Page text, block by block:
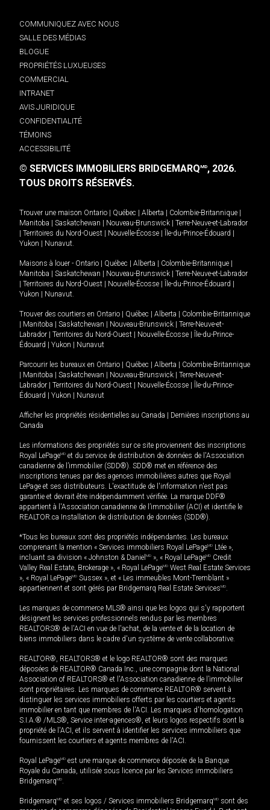
COMMUNIQUEZ AVEC NOUS
SALLE DES MÉDIAS
BLOGUE
PROPRIÉTÉS LUXUEUSES
COMMERCIAL
INTRANET
AVIS JURIDIQUE
CONFIDENTIALITÉ
TÉMOINS
ACCESSIBILITÉ
© SERVICES IMMOBILIERS BRIDGEMARQMD, 2026.
TOUS DROITS RÉSERVÉS.
Trouver une maison Ontario Québec Alberta Colombie-Britannique
Manitoba
Saskatchewan Nouveau-Brunswick
Terre-Neuve-et-Labrador
Territoires du Nord-Ouest Nouvelle-Écosse Île-du-Prince-Édouard
Yukon
Nunavut.
Maisons à louer - Ontario Québec Alberta Colombie-Britannique
Manitoba
Saskatchewan Nouveau-Brunswick
Terre-Neuve-et-Labrador
Territoires du Nord-Ouest Nouvelle-Écosse Île-du-Prince-Édouard
Yukon
Nunavut.
Trouver des courtiers en Ontario Québec Alberta
Colombie-Britannique
Manitoba Saskatchewan Nouveau-Brunswick
Terre-Neuve-et-
Labrador
Territoires du Nord-Ouest Nouvelle-Écosse
Île-du-Prince-
Édouard
Yukon Nunavut
Parcourir les bureaux en Ontario Québec Alberta
Colombie-Britannique
Manitoba Saskatchewan Nouveau-Brunswick
Terre-Neuve-et-
Labrador
Territoires du Nord-Ouest Nouvelle-Écosse
Île-du-Prince-
Édouard
Yukon Nunavut
Afficher les propriétés résidentielles au Canada
Dernières inscriptions au
Canada
Les informations des propriétés sur ce site proviennent des inscriptions
Royal LePageMD et du service de distribution de données de l'Association
canadienne de l’immobilier (SDD®). SDD® met en référence des
inscriptions tenues par des agences immobilières autres que Royal
LePage et ses distributeurs. L'exactitude de l'information n'est pas
garantie et devrait être indépendamment vérifiée. La marque DDF®
appartient à l'Association canadienne de l’immobilier (ACI) et identifie le
REALTOR.ca Installation de distribution de données (SDD®).
*Tous les bureaux sont des propriétés indépendantes. Les bureaux
comprenant la mention « Services immobiliers Royal LePageMD Ltée »,
incluant sa division « Johnston & Daniel MD », « Royal LePageMD Credit
Valley Real Estate, Brokerage », « Royal LePageMD West Real Estate Services
», « Royal LePageMD Sussex », et « Les immeubles Mont-Tremblant »
appartiennent et sont gérés par Bridgemarq Real Estate ServicesMD.
Les marques de commerce MLS® ainsi que les logos qui s'y rapportent
désignent les services professionnels rendus par les membres
REALTORS® de l'ACI en vue de l'achat, de la vente et de la location de
biens immobiliers dans le cadre d'un système de vente collaborative.
REALTOR®, REALTORS® et le logo REALTOR® sont des marques
déposées de REALTOR® Canada Inc., une compagnie dont la National
Association of REALTORS® et l'Association canadienne de l’immobilier
sont propriétaires. Les marques de commerce REALTOR® servent à
distinguer les services immobiliers offerts par les courtiers et agents
immobilier en tant que membres de l'ACI. Les marques d'homologation
S.I.A.® /MLS®, Service inter-agences®, et leurs logos respectifs sont la
propriété de l'ACI, et ils servent à identifier les services immobiliers que
fournissent les courtiers et agents membres de l'ACI.
Royal LePageMD est une marque de commerce déposée de la Banque
Royale du Canada, utilisée sous licence par les Services immobiliers
BridgemarqMD.
BridgemarqMD et ses logos / Services immobiliers BridgemarqMD sont des